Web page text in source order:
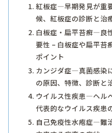
紅板症―早期発見が重
候、紅板症の診断と治
白板症・扁平苔癬―良
要性 – 白板症や扁平苔
ポイント
カンジダ症―真菌感染
の原因、特徴、診断と
ウイルス性疾患―ヘル
代表的なウイルス疾患
自己免疫性水疱症―難